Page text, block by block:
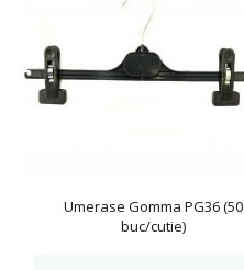
Umerase Gomma PG36 (50
buc/cutie)